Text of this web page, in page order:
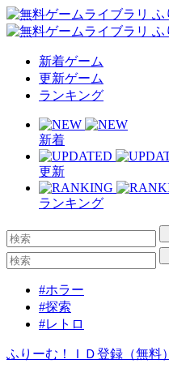
新着ゲーム
更新ゲーム
ランキング
新着
更新
ランキング
#ホラー
#探索
#レトロ
ふりーむ！ＩＤ登録（無料）